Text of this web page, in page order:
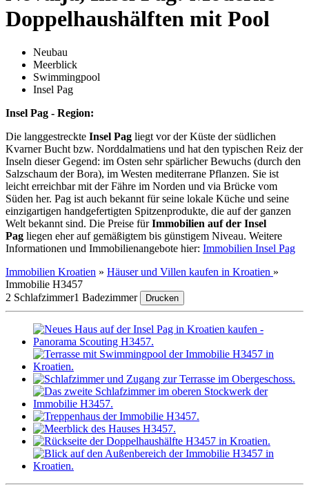
Doppelhaushälften mit Pool
Neubau
Meerblick
Swimmingpool
Insel Pag
Insel Pag - Region:
Die langgestreckte Insel Pag liegt vor der Küste der südlichen
Kvarner Bucht bzw. Norddalmatiens und hat den typischen Reiz der
Inseln dieser Gegend: im Osten sehr spärlicher Bewuchs (durch den
Salzschaum der Bora), im Westen mediterrane Pflanzen. Sie ist
leicht erreichbar mit der Fähre im Norden und via Brücke vom
Süden her. Pag ist auch bekannt für seine lokale Küche und seine
einzigartigen handgefertigten Spitzenprodukte, die auf der ganzen
Welt bekannt sind. Die Preise fürImmobilien auf der Insel
Pag liegen eher auf gemäßigtem bis günstigem Niveau. Weitere
Informationen und Immobilienangebote hier: Immobilien Insel Pag
Immobilien Kroatien » Häuser und Villen kaufen in Kroatien »
Immobilie H3457
2 Schlafzimmer1 Badezimmer Drucken